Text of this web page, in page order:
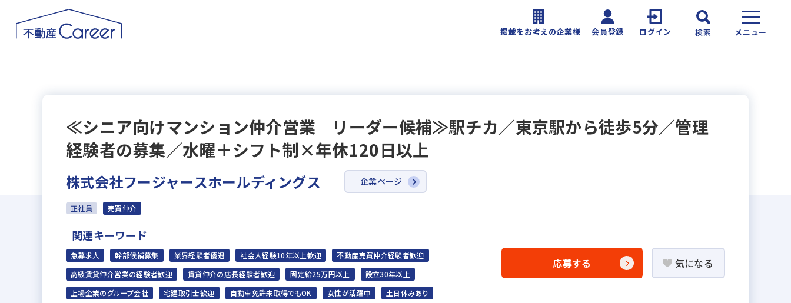
掲載をお考えの企業様 会員登録 ログイン 検索 メニュー
≪シニア向けマンション仲介営業 リーダー候補≫駅チカ／東京駅から徒歩5分／管理
経験者の募集／水曜＋シフト制×年休120日以上
株式会社フージャースホールディングス 企業ページ
正社員 売買仲介
関連キーワード
急募求人 幹部候補募集 業界経験者優遇 社会人経験10年以上歓迎
不動産売買仲介経験者歓迎
高級賃貸仲介営業の経験者歓迎
賃貸仲介の店長経験者歓迎 固定給25万円以上
設立30年以上
上場企業のグループ会社
宅建取引士歓迎 自動車免許未取得でもOK 女性が活躍中
土日休みあり
応募する 気になる